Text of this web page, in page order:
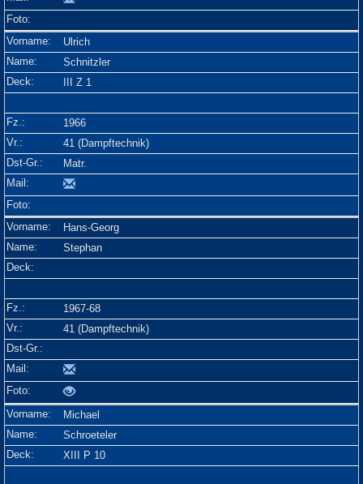
Ulrich
Schnitzler
III Z 1
1966
41 (Dampftechnik)
Matr.
Hans-Georg
Stephan
1967-68
41 (Dampftechnik)
Michael
Schroeteler
XIII P 10